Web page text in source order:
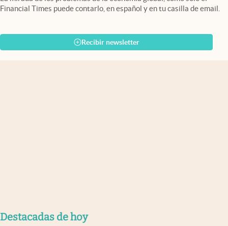
Financial Times puede contarlo, en español y en tu casilla de email.
Recibir newsletter
Destacadas de hoy